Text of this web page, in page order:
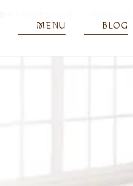
MENU BLOG